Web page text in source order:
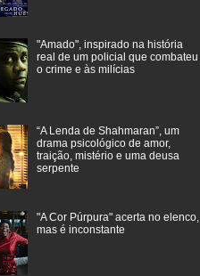
"Amado", inspirado na história
real de um policial que combateu
o crime e às milícias
“A Lenda de Shahmaran”, um
drama psicológico de amor,
traição, mistério e uma deusa
serpente
"A Cor Púrpura" acerta no elenco,
mas é inconstante